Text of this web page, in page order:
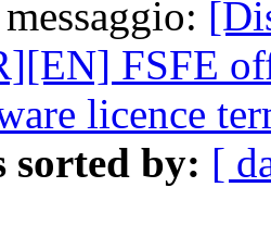
FSFE
licence
sorted by: [